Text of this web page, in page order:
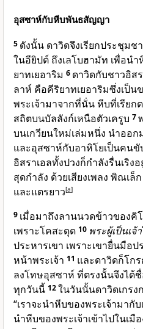
อุสซาห์กับหีบพันธสัญญา
5 ดังนั้น ดาวิดจึงเรียกประชุมช
ในอียิปต์ ถึงเลโบฮามัท เพื่อน
ยาทเยอาริม 6 ดาวิดกับชาวอิส
ลาห์ คือคีริยาทเยอาริมซึ่งเป็น
พระเจ้ามาจากที่นั่น หีบที่เรียก
สถิตบนบัลลังก์เหนือตัวเครูบ 7
บนเกวียนใหม่เล่มหนึ่ง นำออ
และอุสซาห์กับอาหิโยเป็นคนขั
อิสราเอลทั้งปวงก็กำลังรื่นเริง
สุดกำลัง ด้วยเสียงเพลง พิณเ
และแตรยาว[a]
9 เมื่อมาถึงลานนวดข้าวของ
เพราะโคสะดุด 10 พระผู้เป็นเจ้า
ประหารเขา เพราะเขายื่นมือ
หน้าพระเจ้า 11 และดาวิดก็โกร
ลงโทษอุสซาห์ ที่ตรงนั้นจึงได้
ทุกวันนี้ 12ในวันนั้นดาวิดเกรง
“เราจะนำหีบของพระเจ้ามากับ
นำหีบของพระเจ้าเข้าไปในเ